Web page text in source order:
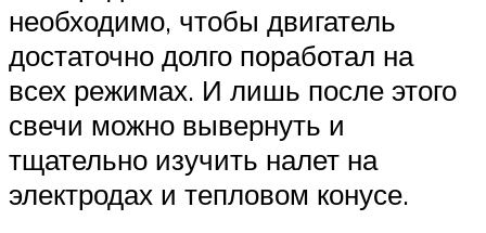
необходимо, чтобы двигатель
достаточно долго поработал на
всех режимах. И лишь после этого
свечи можно вывернуть и
тщательно изучить налет на
электродах и тепловом конусе.